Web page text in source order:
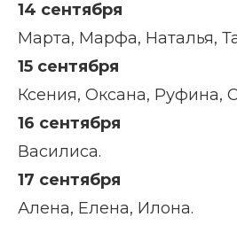
14 сентября
Марта, Марфа, Наталья,
15 сентября
Ксения, Оксана, Руфина,
16 сентября
Василиса.
17 сентября
Алена, Елена, Илона.